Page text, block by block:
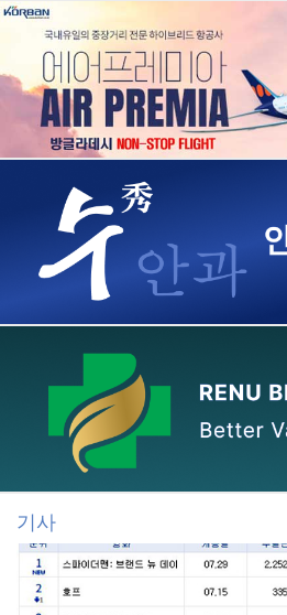
기사